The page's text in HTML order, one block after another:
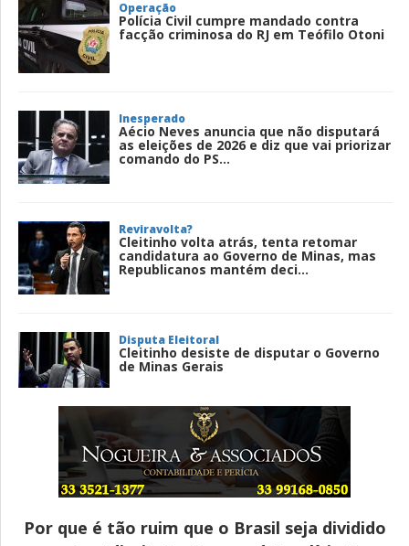
Operação
Polícia Civil cumpre mandado contra
facção criminosa do RJ em Teófilo Otoni
Inesperado
Aécio Neves anuncia que não disputará
as eleições de 2026 e diz que vai priorizar
comando do PS...
Reviravolta?
Cleitinho volta atrás, tenta retomar
candidatura ao Governo de Minas, mas
Republicanos mantém deci...
Disputa Eleitoral
Cleitinho desiste de disputar o Governo
de Minas Gerais
Entenda
Pix Pensão Alimentícia: entenda o que é
e como solicitar
Por que é tão ruim que o Brasil seja dividido